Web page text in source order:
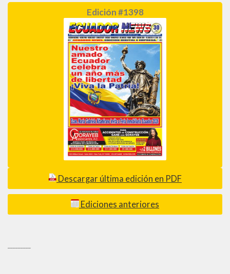
Edición #1398
Descargar última edición en PDF
Ediciones anteriores